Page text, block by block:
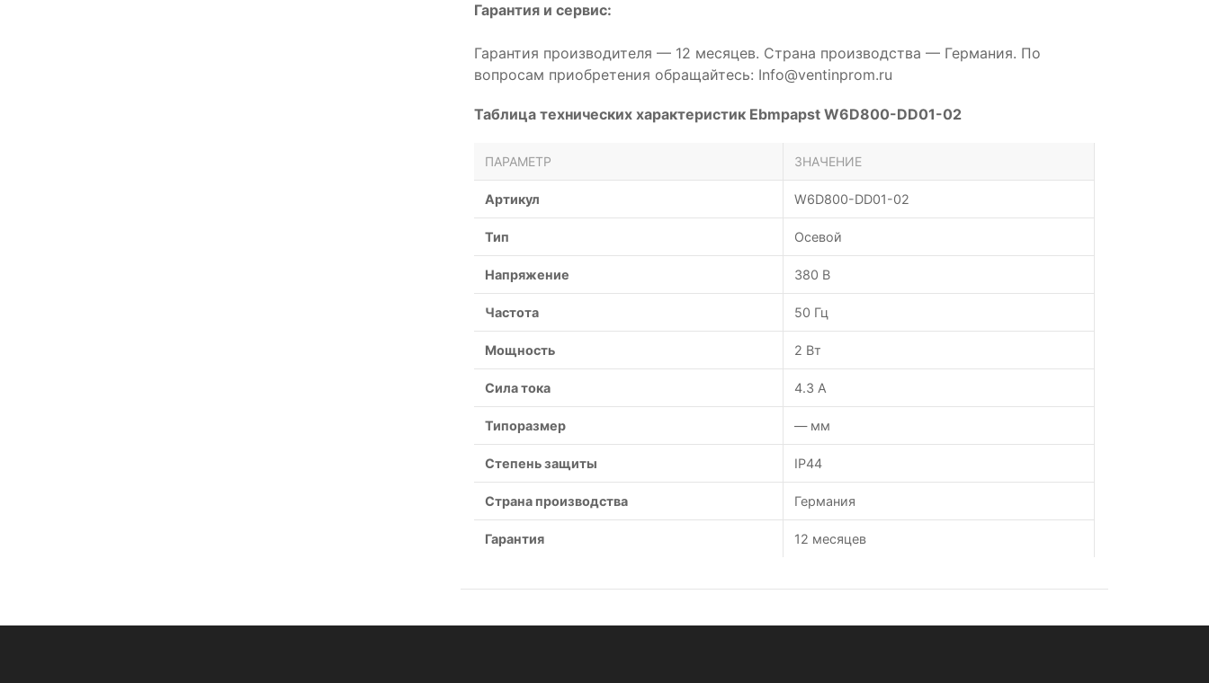
Гарантия и сервис:
Гарантия производителя — 12 месяцев. Страна производства — Германия. По
вопросам приобретения обращайтесь: Info@ventinprom.ru
Таблица технических характеристик Ebmpapst W6D800-DD01-02
ПАРАМЕТР ЗНАЧЕНИЕ
Артикул W6D800-DD01-02
Тип Осевой
Напряжение 380 В
Частота 50 Гц
Мощность 2 Вт
Сила тока 4.3 А
Типоразмер — мм
Степень защиты IP44
Страна производства Германия
Гарантия 12 месяцев